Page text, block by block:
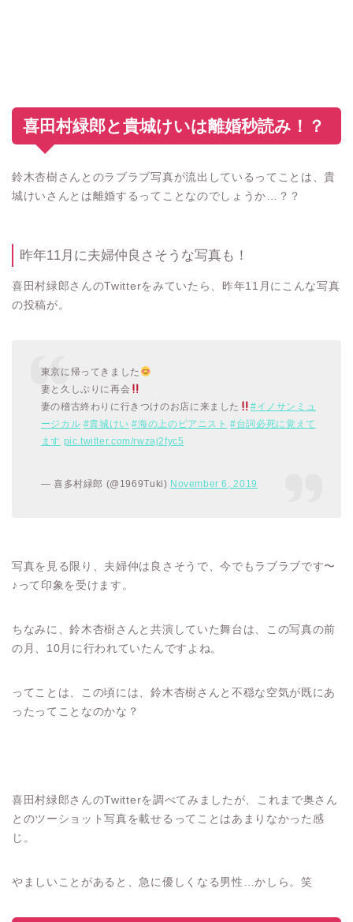
喜田村緑郎と貴城けいは離婚秒読み！？
鈴木杏樹さんとのラブラブ写真が流出しているってことは、貴
城けいさんとは離婚するってことなのでしょうか…？？
昨年11月に夫婦仲良さそうな写真も！
喜田村緑郎さんのTwitterをみていたら、昨年11月にこんな写真
の投稿が。
東京に帰ってきました
妻と久しぶりに再会
妻の稽古終わりに行きつけのお店に来ました
#イノサンミュ
ージカル #貴城けい #海の上のピアニスト #台詞必死に覚えて
ます pic.twitter.com/rwzaj2fyc5
— 喜多村緑郎 (@1969Tuki) November 6, 2019
写真を見る限り、夫婦仲は良さそうで、今でもラブラブです〜
♪って印象を受けます。
ちなみに、鈴木杏樹さんと共演していた舞台は、この写真の前
の月、10月に行われていたんですよね。
ってことは、この頃には、鈴木杏樹さんと不穏な空気が既にあ
ったってことなのかな？
喜田村緑郎さんのTwitterを調べてみましたが、これまで奥さん
とのツーショット写真を載せるってことはあまりなかった感
じ。
やましいことがあると、急に優しくなる男性…かしら。笑